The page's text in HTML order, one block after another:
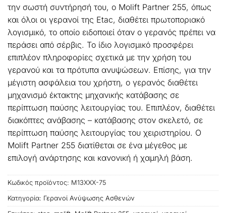
την σωστή συντήρησή του, ο Molift Partner 255, όπως
και όλοι οι γερανοί της Etac, διαθέτει πρωτοποριακό
λογισμικό, το οποίο ειδοποιεί όταν ο γερανός πρέπει να
περάσει από σέρβις. Το ίδιο λογισμικό προσφέρει
επιπλέον πληροφορίες σχετικά με την χρήση του
γερανού και τα πρότυπα ανυψώσεων. Επίσης, για την
μέγιστη ασφάλεια του χρήστη, ο γερανός διαθέτει
μηχανισμό έκτακτης μηχανικής κατάβασης σε
περίπτωση παύσης λειτουργίας του. Επιπλέον, διαθέτει
διακόπτες ανάβασης – κατάβασης στον σκελετό, σε
περίπτωση παύσης λειτουργίας του χειριστηρίου. Ο
Molift Partner 255 διατίθεται σε ένα μέγεθος με
επιλογή ανάρτησης και κανονική ή χαμηλή βάση.
Κωδικός προϊόντος: M13XXX-75
Κατηγορία: Γερανοί Ανύψωσης Ασθενών